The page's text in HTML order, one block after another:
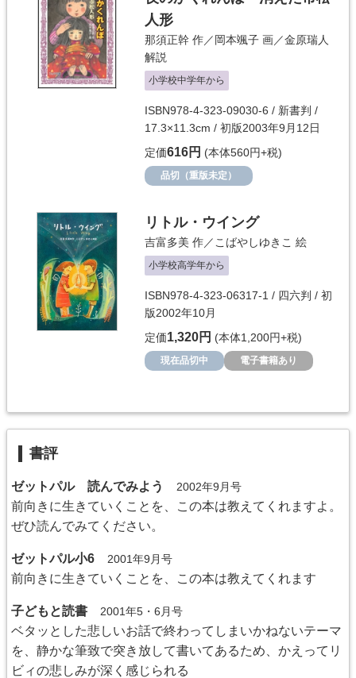
人形
那須正幹 作／ 岡本颯子 画／金原瑞人
解説
小学校中学年から
ISBN978-4-323-09030-6 / 新書判 /
17.3×11.3cm / 初版2003年9月12日
定価616円 (本体560円+税)
品切（重版未定）
リトル・ウイング
吉富多美 作／ こばやしゆきこ 絵
小学校高学年から
ISBN978-4-323-06317-1 / 四六判 / 初
版2002年10月
定価1,320円 (本体1,200円+税)
現在品切中 電子書籍あり
書評
ゼットパル 読んでみよう 2002年9月号
前向きに生きていくことを、この本は教えてくれますよ。
ぜひ読んでみてください。
ゼットパル小6 2001年9月号
前向きに生きていくことを、この本は教えてくれます
子どもと読書 2001年5・6月号
ベタッとした悲しいお話で終わってしまいかねないテーマ
を、静かな筆致で突き放して書いてあるため、かえってリ
ビィの悲しみが深く感じられる